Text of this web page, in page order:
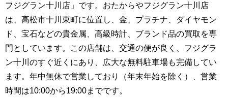
フジグラン十川店」です。おたからやフジグラン十川店
は、高松市十川東町に位置し、金、プラチナ、ダイヤモン
ド、宝石などの貴金属、高級時計、ブランド品の買取を専
門としています。この店舗は、交通の便が良く、フジグラ
ン十川のすぐ近くにあり、広大な無料駐車場も完備してい
ます。年中無休で営業しており（年末年始を除く）、営業
時間は10:00から19:00までです。